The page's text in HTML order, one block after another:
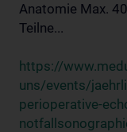
Anatomie Max.
Teilne...
https://
uns/events/
perioperative-